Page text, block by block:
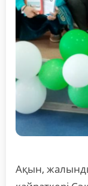
Ақын,